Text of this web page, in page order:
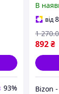
93%
В
від
892₴
1 270